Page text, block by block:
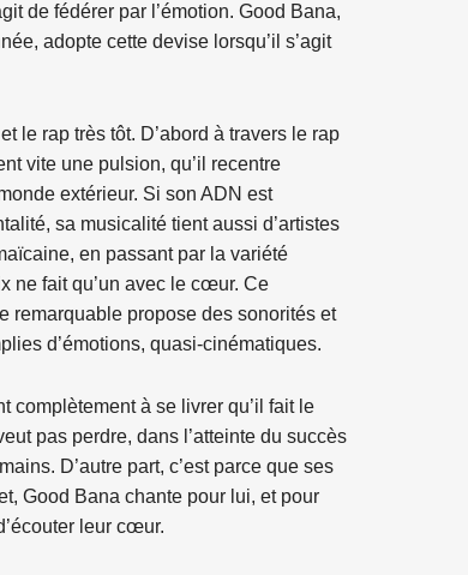
de fédérer par l’émotion. Good Bana,
adopte cette devise lorsqu’il s’agit
le rap très tôt. D’abord à travers le rap
vite une pulsion, qu’il recentre
extérieur. Si son ADN est
sa musicalité tient aussi d’artistes
en passant par la variété
ne fait qu’un avec le cœur. Ce
remarquable propose des sonorités et
d’émotions, quasi-cinématiques.
complètement à se livrer qu’il fait le
pas perdre, dans l’atteinte du succès
D’autre part, c’est parce que ses
Good Bana chante pour lui, et pour
leur cœur.